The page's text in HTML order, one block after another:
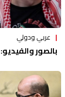
عربي ودولي
بالصور